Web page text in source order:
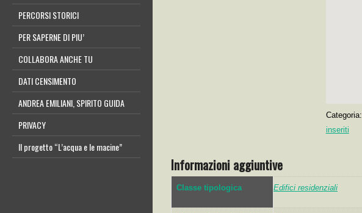
PERCORSI STORICI
PER SAPERNE DI PIU’
COLLABORA ANCHE TU
DATI CENSIMENTO
ANDREA EMILIANI, SPIRITO GUIDA
PRIVACY
Il progetto “L’acqua e le macine”
Categoria:
inseriti
Informazioni aggiuntive
Classe tipologica Edifici residenziali